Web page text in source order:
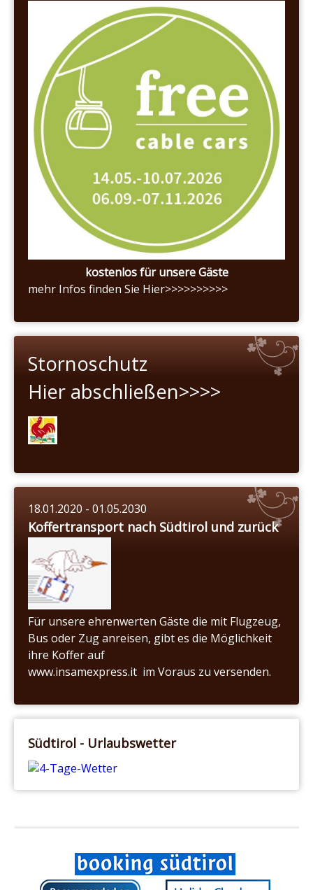
kostenlos für unsere Gäste
mehr Infos finden Sie Hier>>>>>>>>>>
Stornoschutz
Hier abschließen>>>>
18.01.2020 - 01.05.2030
Koffertransport nach Südtirol und zurück
Für unsere ehrenwerten Gäste die mit Flugzeug,
Bus oder Zug anreisen, gibt es die Möglichkeit
ihre Koffer auf
www.insamexpress.it im Voraus zu versenden.
Südtirol - Urlaubswetter